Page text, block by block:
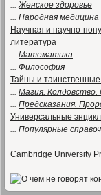
...Женское здоровье
... Народная медицина
Научная и научно-
литература
... Математика
... Философия
Тайны и
... Магия. Колдовство.
... Предсказания.
Универсальные
... Популярные
Cambridge University